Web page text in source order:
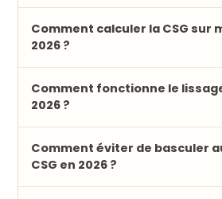
Comment calculer la CSG sur
2026 ?
Comment fonctionne le
2026 ?
Comment éviter de basculer
CSG en 2026 ?